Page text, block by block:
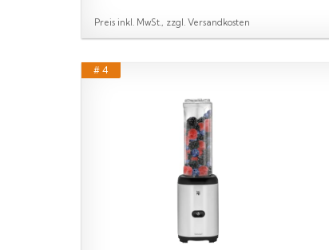
Preis inkl. MwSt., zzgl. Versandkosten
# 4